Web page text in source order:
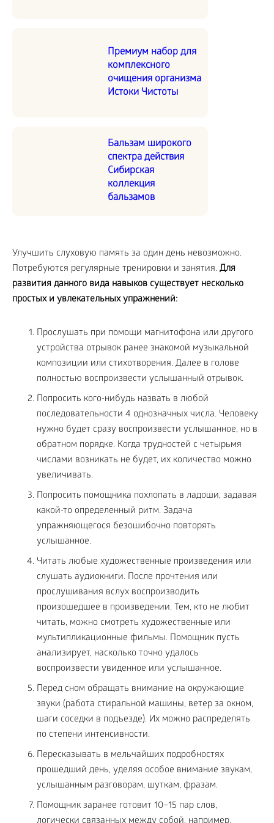
Премиум набор для
комплексного
очищения организма
Истоки Чистоты
Бальзам широкого
спектра действия
Сибирская
коллекция
бальзамов
Улучшить слуховую память за один день невозможно.
Потребуются регулярные тренировки и занятия. Для
развития данного вида навыков существует несколько
простых и увлекательных упражнений:
Прослушать при помощи магнитофона или другого
устройства отрывок ранее знакомой музыкальной
композиции или стихотворения. Далее в голове
полностью воспроизвести услышанный отрывок.
Попросить кого-нибудь назвать в любой
последовательности 4 однозначных числа. Человеку
нужно будет сразу воспроизвести услышанное, но в
обратном порядке. Когда трудностей с четырьмя
числами возникать не будет, их количество можно
увеличивать.
Попросить помощника похлопать в ладоши, задавая
какой-то определенный ритм. Задача
упражняющегося безошибочно повторять
услышанное.
Читать любые художественные произведения или
слушать аудиокниги. После прочтения или
прослушивания вслух воспроизводить
произошедшее в произведении. Тем, кто не любит
читать, можно смотреть художественные или
мультипликационные фильмы. Помощник пусть
анализирует, насколько точно удалось
воспроизвести увиденное или услышанное.
Перед сном обращать внимание на окружающие
звуки (работа стиральной машины, ветер за окном,
шаги соседки в подъезде). Их можно распределять
по степени интенсивности.
Пересказывать в мельчайших подробностях
прошедший день, уделяя особое внимание звукам,
услышанным разговорам, шуткам, фразам.
Помощник заранее готовит 10–15 пар слов,